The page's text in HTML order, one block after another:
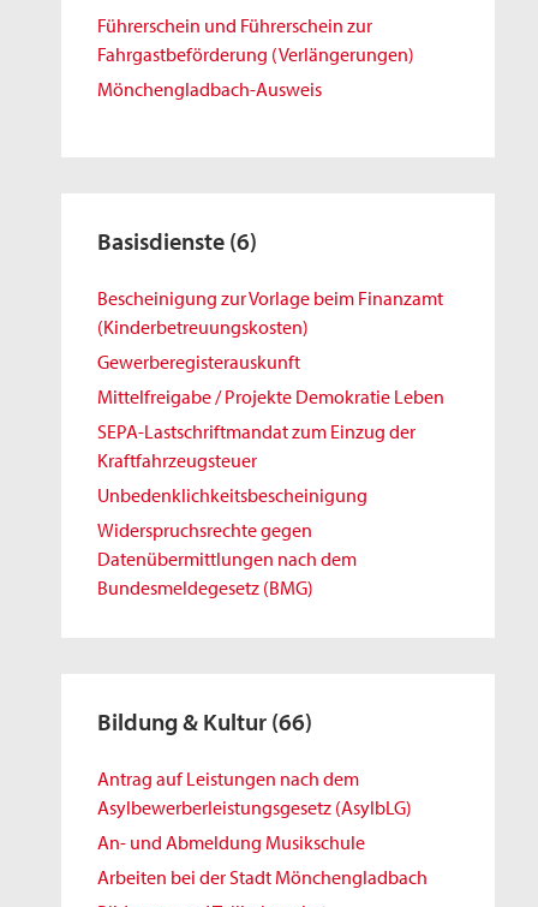
Führerschein und Führerschein zur
Fahrgastbeförderung (Verlängerungen)
Mönchengladbach-Ausweis
Basisdienste (6)
Bescheinigung zur Vorlage beim Finanzamt
(Kinderbetreuungskosten)
Gewerberegisterauskunft
Mittelfreigabe / Projekte Demokratie Leben
SEPA-Lastschriftmandat zum Einzug der
Kraftfahrzeugsteuer
Unbedenklichkeitsbescheinigung
Widerspruchsrechte gegen
Datenübermittlungen nach dem
Bundesmeldegesetz (BMG)
Bildung & Kultur (66)
Antrag auf Leistungen nach dem
Asylbewerberleistungsgesetz (AsylbLG)
An- und Abmeldung Musikschule
Arbeiten bei der Stadt Mönchengladbach